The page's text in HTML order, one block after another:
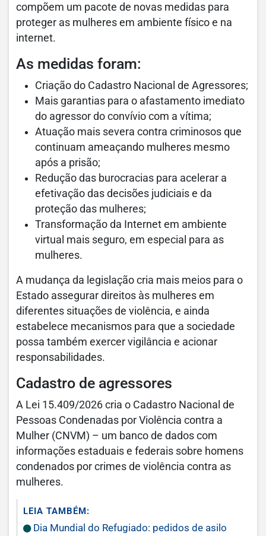
compõem um pacote de novas medidas para
proteger as mulheres em ambiente físico e na
internet.
As medidas foram:
Criação do Cadastro Nacional de Agressores;
Mais garantias para o afastamento imediato
do agressor do convívio com a vítima;
Atuação mais severa contra criminosos que
continuam ameaçando mulheres mesmo
após a prisão;
Redução das burocracias para acelerar a
efetivação das decisões judiciais e da
proteção das mulheres;
Transformação da Internet em ambiente
virtual mais seguro, em especial para as
mulheres.
A mudança da legislação cria mais meios para o
Estado assegurar direitos às mulheres em
diferentes situações de violência, e ainda
estabelece mecanismos para que a sociedade
possa também exercer vigilância e acionar
responsabilidades.
Cadastro de agressores
A Lei 15.409/2026 cria o Cadastro Nacional de
Pessoas Condenadas por Violência contra a
Mulher (CNVM) – um banco de dados com
informações estaduais e federais sobre homens
condenados por crimes de violência contra as
mulheres.
LEIA TAMBÉM:
Dia Mundial do Refugiado: pedidos de asilo